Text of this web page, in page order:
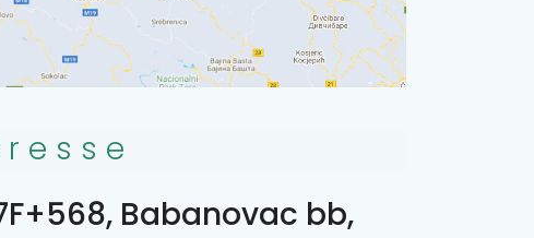
Babanovac bb,